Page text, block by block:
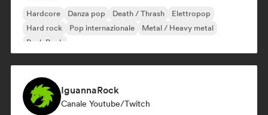
Hardcore Danza pop Death / Thrash
Elettropop
Hard rock
Pop internazionale
Metal / Heavy metal
Punk Rock
IguannaRock
Canale Youtube/Twitch